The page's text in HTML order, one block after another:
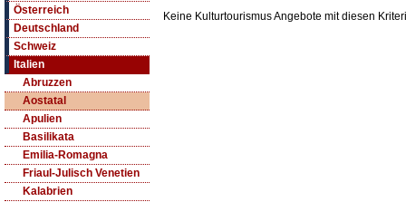
Österreich
Deutschland
Schweiz
Italien
Abruzzen
Aostatal
Apulien
Basilikata
Emilia-Romagna
Friaul-Julisch Venetien
Kalabrien
Keine Kulturtourismus Angebote mit diesen